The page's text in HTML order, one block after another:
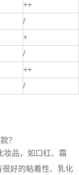
++
/
+
/
++
/
？
妆品，如口红、霜
好的粘着性、乳化